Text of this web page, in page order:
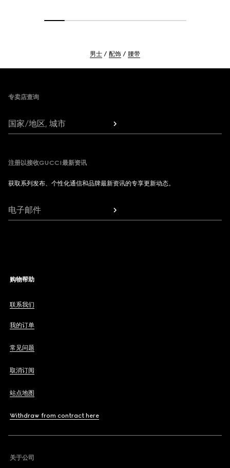
男士 配饰 腰带
专卖店查询
国家/地区, 城市
注册以接收GUCCI最新资讯
获取系列发布、个性化通信和品牌最新资讯的专享更新动态。
电子邮件
购物帮助
联系我们
我的订单
常见问题
取消订阅
站点地图
Withdraw from contract here
关于公司